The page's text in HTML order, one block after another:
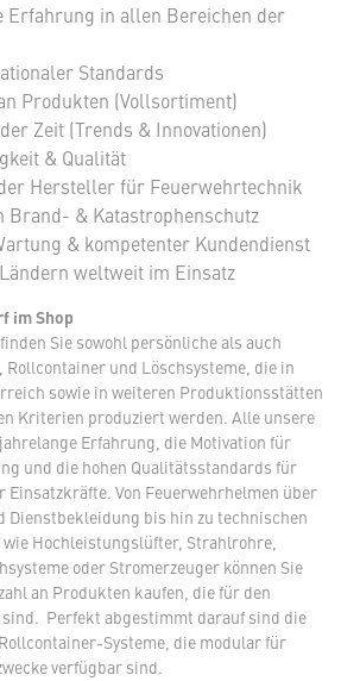
Erfahrung in allen Bereichen der
Standards
Produkten (Vollsortiment)
Zeit (Trends & Innovationen)
& Qualität
Hersteller für Feuerwehrtechnik
Brand- & Katastrophenschutz
& kompetenter Kundendienst
weltweit im Einsatz
im Shop
Sie sowohl persönliche als auch
und Löschsysteme, die in
sowie in weiteren Produktionsstätten
Kriterien produziert werden. Alle unsere
Erfahrung, die Motivation für
und die hohen Qualitätsstandards für
Einsatzkräfte. Von Feuerwehrhelmen über
Dienstbekleidung bis hin zu technischen
Hochleistungslüfter, Strahlrohre,
oder Stromerzeuger können Sie
an Produkten kaufen, die für den
Perfekt abgestimmt darauf sind die
Systeme, die modular für
verfügbar sind.